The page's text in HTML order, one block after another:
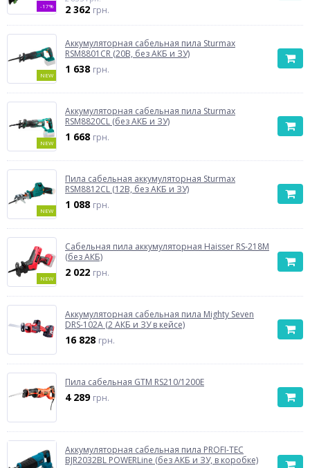
-17%
2 362 грн.
NEW
Аккумуляторная сабельная пила Sturmax
RSM8801CR (20В, без АКБ и ЗУ)
1 638 грн.
NEW
Аккумуляторная сабельная пила Sturmax
RSM8820CL (без АКБ и ЗУ)
1 668 грн.
NEW
Пила сабельная аккумуляторная Sturmax
RSM8812CL (12В, без АКБ и ЗУ)
1 088 грн.
NEW
Сабельная пила аккумуляторная Haisser RS-218M
(без АКБ)
2 022 грн.
Аккумуляторная сабельная пила Mighty Seven
DRS-102A (2 АКБ и ЗУ в кейсе)
16 828 грн.
Пила сабельная GTM RS210/1200E
4 289 грн.
Аккумуляторная сабельная пила PROFI-TEC
BJR2032BL POWERLine (без АКБ и ЗУ, в коробке)